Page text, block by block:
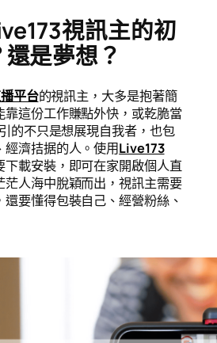
視訊主的初
是夢想？
平台的視訊主，大多是抱著簡
靠這份工作賺點外快，或乾脆當
的不只是想展現自我者，也包
濟拮据的人。使用Live173
下載安裝，即可在家開啟個人直
茫人海中脫穎而出，視訊主需要
要懂得包裝自己、經營粉絲、